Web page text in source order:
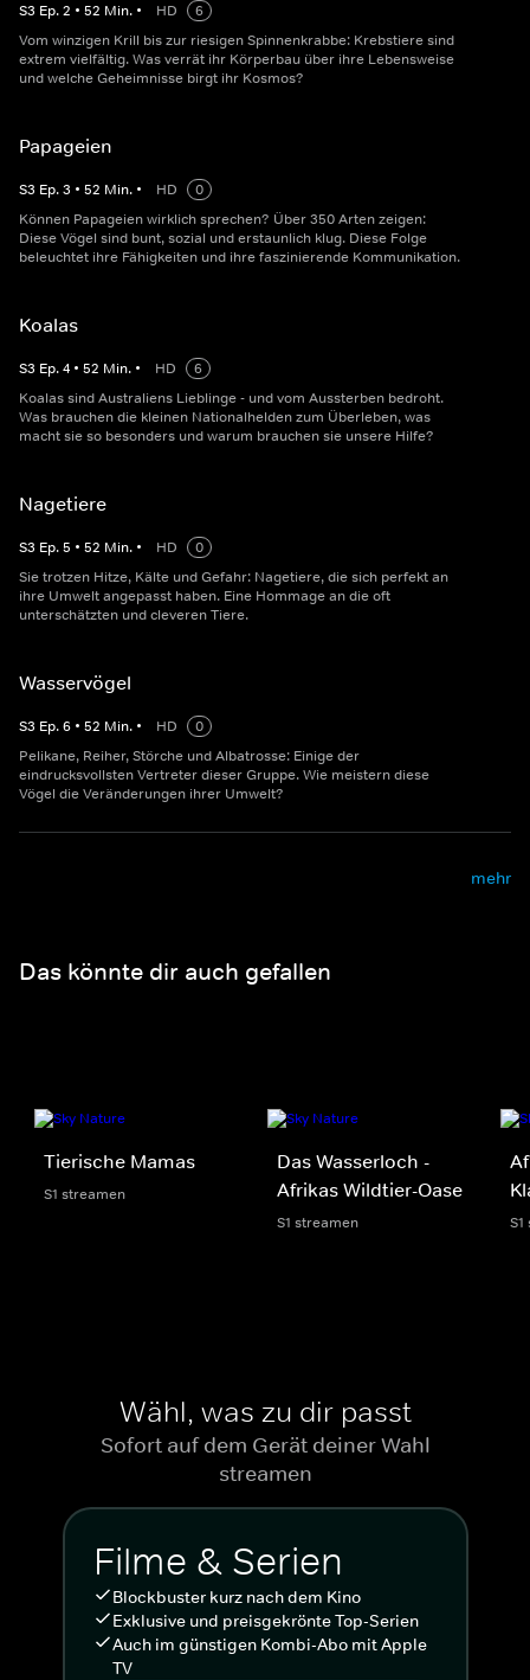
S3 Ep.2 • 52 Min. • HD
6
Vom winzigen Krill bis zur riesigen Spinnenkrabbe: Krebstiere sind
extrem vielfältig. Was verrät ihr Körperbau über ihre Lebensweise
und welche Geheimnisse birgt ihr Kosmos?
Papageien
S3 Ep.3 • 52 Min. • HD
0
Können Papageien wirklich sprechen? Über 350 Arten zeigen:
Diese Vögel sind bunt, sozial und erstaunlich klug. Diese Folge
beleuchtet ihre Fähigkeiten und ihre faszinierende Kommunikation.
Koalas
S3 Ep.4 • 52 Min. • HD
6
Koalas sind Australiens Lieblinge - und vom Aussterben bedroht.
Was brauchen die kleinen Nationalhelden zum Überleben, was
macht sie so besonders und warum brauchen sie unsere Hilfe?
Nagetiere
S3 Ep.5 • 52 Min. • HD
0
Sie trotzen Hitze, Kälte und Gefahr: Nagetiere, die sich perfekt an
ihre Umwelt angepasst haben. Eine Hommage an die oft
unterschätzten und cleveren Tiere.
Wasservögel
S3 Ep.6 • 52 Min. • HD
0
Pelikane, Reiher, Störche und Albatrosse: Einige der
eindrucksvollsten Vertreter dieser Gruppe. Wie meistern diese
Vögel die Veränderungen ihrer Umwelt?
mehr
Das könnte dir auch gefallen
Tierische Mamas
S1 streamen
Das Wasserloch -
Afrikas Wildtier-Oase
S1 streamen
Wähl, was zu dir passt
Sofort auf dem Gerät deiner Wahl
streamen
Filme & Serien
Blockbuster kurz nach dem Kino
Exklusive und preisgekrönte Top-Serien
Auch im günstigen Kombi-Abo mit Apple
TV